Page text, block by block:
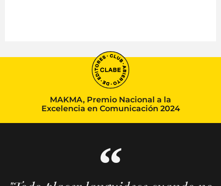
MAKMA, Premio Nacional a la
Excelencia en Comunicación 2024